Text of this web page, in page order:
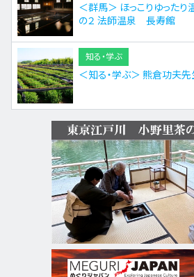
＜群馬＞ ほっこりゆった
の２ 法師温泉 長寿館
知る・学ぶ
＜知る・学ぶ＞ 熊倉功夫